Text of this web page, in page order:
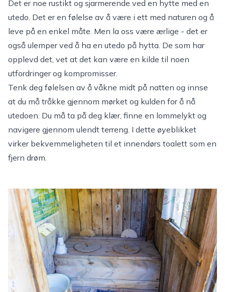
Det er noe rustikt og sjarmerende ved en hytte med en
utedo. Det er en følelse av å være i ett med naturen og å
leve på en enkel måte. Men la oss være ærlige - det er
også ulemper ved å ha en utedo på hytta. De som har
opplevd det, vet at det kan være en kilde til noen
utfordringer og kompromisser.
Tenk deg følelsen av å våkne midt på natten og innse
at du må tråkke gjennom mørket og kulden for å nå
utedoen. Du må ta på deg klær, finne en lommelykt og
navigere gjennom ulendt terreng. I dette øyeblikket
virker bekvemmeligheten til et innendørs toalett som en
fjern drøm.